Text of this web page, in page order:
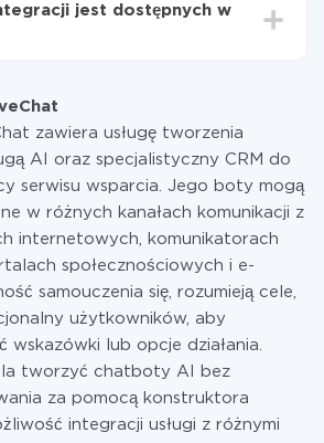
danych, która faktycznie jest
z Twoich systemów do
się na płatną. Więcej
.
jest dostępnych w
zawiera usługę tworzenia
AI oraz specjalistyczny CRM do
serwisu wsparcia. Jego boty mogą
w różnych kanałach komunikacji z
internetowych, komunikatorach
społecznościowych i e-
samouczenia się, rozumieją cele,
użytkowników, aby
wskazówki lub opcje działania.
tworzyć chatboty AI bez
za pomocą konstruktora
integracji usługi z różnymi